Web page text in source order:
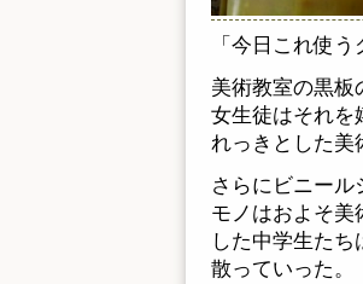
「今日これ使
美術教室の黒板
女生徒はそれを
れっきとした美
さらにビニー
モノはおよそ美
した中学生た
散っていった。